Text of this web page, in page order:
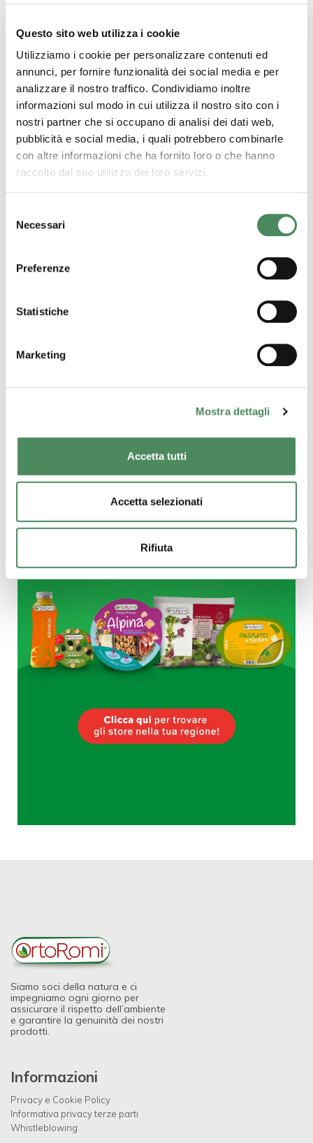
Questo sito web utilizza i cookie
Utilizziamo i cookie per personalizzare contenuti ed
annunci, per fornire funzionalità dei social media e per
analizzare il nostro traffico. Condividiamo inoltre
informazioni sul modo in cui utilizza il nostro sito con i
nostri partner che si occupano di analisi dei dati web,
pubblicità e social media, i quali potrebbero combinarle
con altre informazioni che ha fornito loro o che hanno
raccolto dal suo utilizzo dei loro servizi.
delNecessari
Preferenze
Statistiche
Marketing
Mostra dettagli
Accetta tutti
Accetta selezionati
Rifiuta
Lavoriamo per offrirvi sempre contenuti
freschi come i nostri prodotti. Se sei
interessato lasciaci il tuo contatto!
Vuoi rimanere aggiornato su tutte le novità
del mondo OrtoRomi?
dei miei dati ai sensi del Regolamento UE 2016/679 del
Parlamento Europeo e del Consiglio del 27 Aprile 2016
Siamo soci della natura e ci
impegniamo ogni giorno per
assicurare il rispetto dell’ambiente
e garantire la genuinità dei nostri
prodotti.
Informazioni
Privacy e Cookie Policy
Informativa privacy terze parti
Whistleblowing